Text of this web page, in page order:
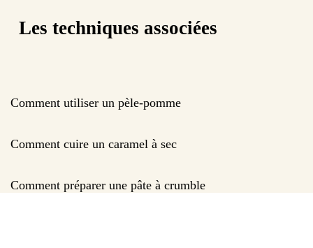
Les techniques associées
Comment utiliser un pèle-pomme
Comment cuire un caramel à sec
Comment préparer une pâte à crumble